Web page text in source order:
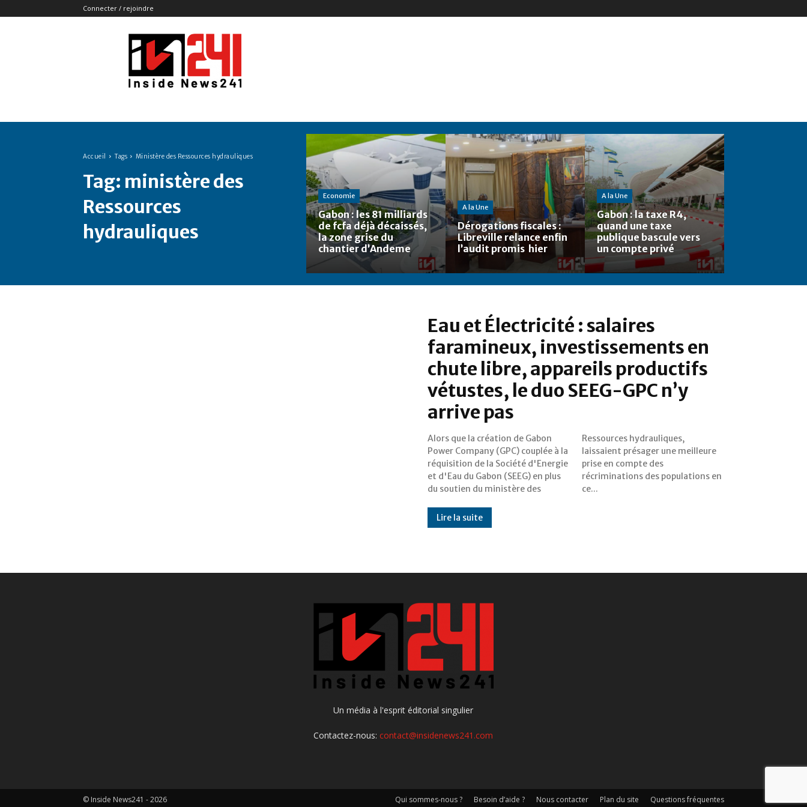
Connecter / rejoindre
Insidenews241
Accueil Tags Ministère des Ressources hydrauliques
Tag: ministère des
Ressources
hydrauliques
Economie
Gabon : les 81 milliards
de fcfa déjà décaissés,
la zone grise du
chantier d’Andeme
A la Une
Dérogations fiscales :
Libreville relance enfin
l’audit promis hier
A la Une
Gabon : la taxe R4,
quand une taxe
publique bascule vers
un compte privé
Eau et Électricité : salaires
faramineux, investissements en
chute libre, appareils productifs
vétustes, le duo SEEG-GPC n’y
arrive pas
Alors que la création de Gabon
Power Company (GPC) couplée à la
réquisition de la Société d'Energie
et d'Eau du Gabon (SEEG) en plus
du soutien du ministère des
Ressources hydrauliques,
laissaient présager une meilleure
prise en compte des
récriminations des populations en
ce...
Lire la suite
Un média à l'esprit éditorial singulier
Contactez-nous:contact@insidenews241.com
Qui sommes-nous ? Besoin d’aide ? Nous contacter Plan du site Questions fréquentes
© Inside News241 - 2026